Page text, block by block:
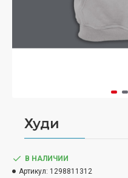
Худи
В НАЛИЧИИ
Артикул: 1298811312